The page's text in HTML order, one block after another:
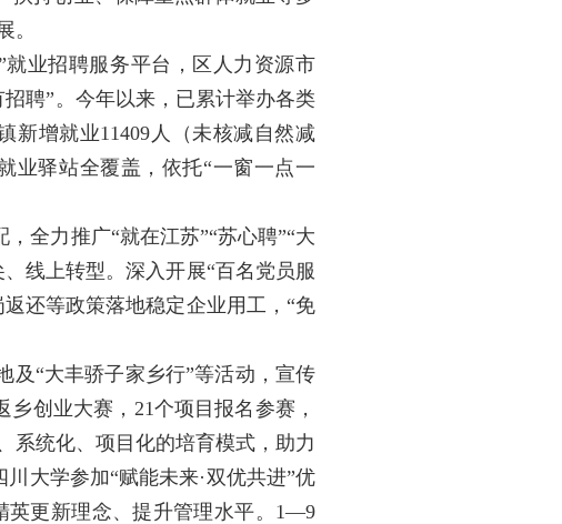
。
业招聘服务平台，区人力资源市
聘”。今年以来，已累计举办各类
新增就业11409人（未核减自然减
业驿站全覆盖，依托“一窗一点一
全力推广“就在江苏”“苏心聘”“大
线上转型。深入开展“百名党员服
还等政策落地稳定企业用工，“免
及“大丰骄子家乡行”等活动，宣传
创业大赛，21个项目报名参赛，
系统化、项目化的培育模式，助力
大学参加“赋能未来·双优共进”优
英更新理念、提升管理水平。1—9